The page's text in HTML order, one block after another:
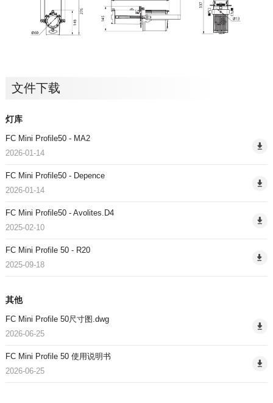
文件下载
灯库
FC Mini Profile50 - MA2
2026-01-14
FC Mini Profile50 - Depence
2026-01-14
FC Mini Profile50 - Avolites.D4
2025-02-10
FC Mini Profile 50 - R20
2025-09-18
其他
FC Mini Profile 50尺寸图.dwg
2026-06-25
FC Mini Profile 50 使用说明书
2026-06-25